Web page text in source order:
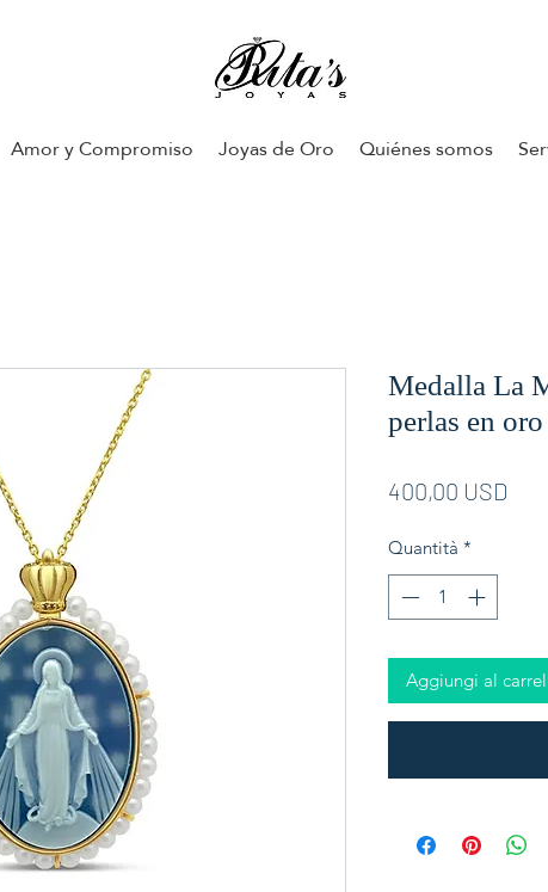
Amor y Compromiso Joyas de Oro Quiénes somos
Medalla La
perlas en
400,00 USD
Quantità *
Aggiungi al